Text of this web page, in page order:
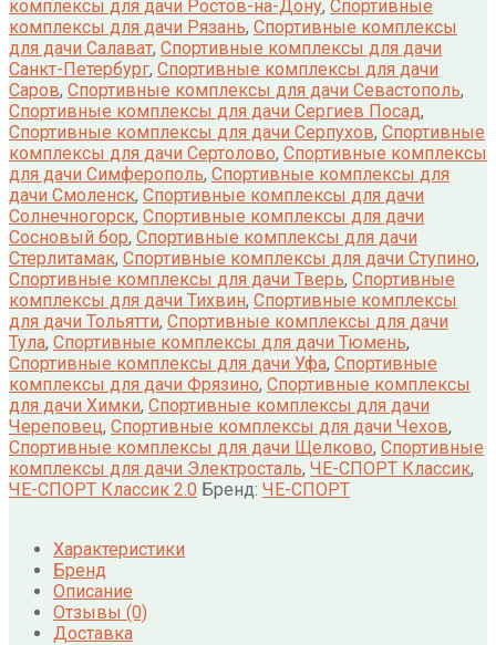
комплексы для дачи Ростов-на-Дону, Спортивные
комплексы для дачи Рязань, Спортивные комплексы
для дачи Салават, Спортивные комплексы для дачи
Санкт-Петербург, Спортивные комплексы для дачи
Саров, Спортивные комплексы для дачи Севастополь,
Спортивные комплексы для дачи Сергиев Посад,
Спортивные комплексы для дачи Серпухов, Спортивные
комплексы для дачи Сертолово, Спортивные комплексы
для дачи Симферополь, Спортивные комплексы для
дачи Смоленск, Спортивные комплексы для дачи
Солнечногорск, Спортивные комплексы для дачи
Сосновый бор, Спортивные комплексы для дачи
Стерлитамак, Спортивные комплексы для дачи Ступино,
Спортивные комплексы для дачи Тверь, Спортивные
комплексы для дачи Тихвин, Спортивные комплексы
для дачи Тольятти, Спортивные комплексы для дачи
Тула, Спортивные комплексы для дачи Тюмень,
Спортивные комплексы для дачи Уфа, Спортивные
комплексы для дачи Фрязино, Спортивные комплексы
для дачи Химки, Спортивные комплексы для дачи
Череповец, Спортивные комплексы для дачи Чехов,
Спортивные комплексы для дачи Щелково, Спортивные
комплексы для дачи Электросталь, ЧЕ-СПОРТ Классик,
ЧЕ-СПОРТ Классик 2.0 Бренд: ЧЕ-СПОРТ
Характеристики
Бренд
Описание
Отзывы (0)
Доставка